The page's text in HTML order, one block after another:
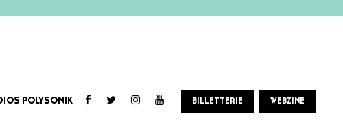
POLYSONIK BILLETTERIE WEBZINE